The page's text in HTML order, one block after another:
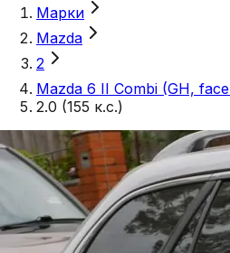
Марки
Mazda
2
Mazda 6 II Combi (GH,
2.0 (155 к.с.)